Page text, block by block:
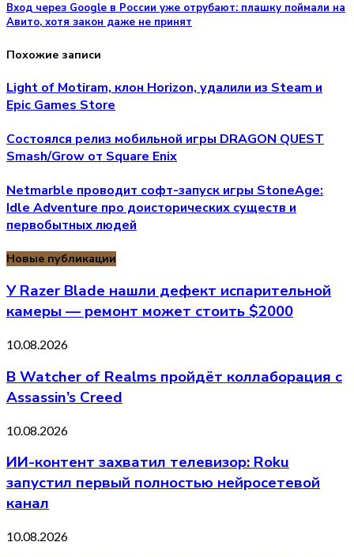
Вход через Google в России уже отрубают: плашку поймали на
Авито, хотя закон даже не принят
Похожие записи
Light of Motiram, клон Horizon, удалили из Steam и
Epic Games Store
Состоялся релиз мобильной игры DRAGON QUEST
Smash/Grow от Square Enix
Netmarble проводит софт-запуск игры StoneAge:
Idle Adventure про доисторических существ и
первобытных людей
Новые публикации
У Razer Blade нашли дефект испарительной
камеры — ремонт может стоить $2000
10.08.2026
В Watcher of Realms пройдёт коллаборация с
Assassin’s Creed
10.08.2026
ИИ-контент захватил телевизор: Roku
запустил первый полностью нейросетевой
канал
10.08.2026